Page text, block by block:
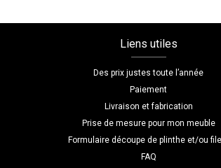
Liens utiles
Des prix justes toute l’année
Paiement
Livraison et fabrication
Prise de mesure pour mon meuble
Formulaire découpe de plinthe et/ou
FAQ